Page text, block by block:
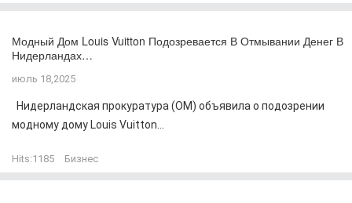
Модный Дом Louis Vuitton Подозревается В Отмывании Денег В
Нидерландах…
июль 18,2025
Нидерландская прокуратура (OM) объявила о подозрении
модному дому Louis Vuitton...
Hits:1185 Бизнес